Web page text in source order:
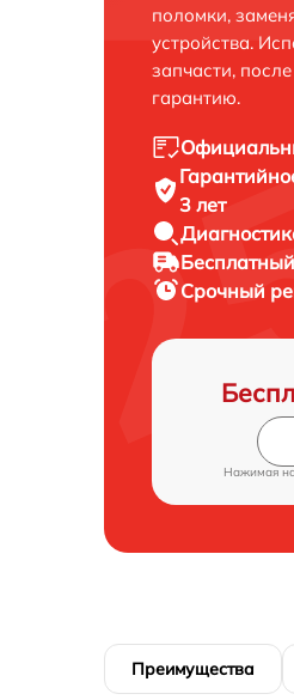
поломки,
устройства.
запчасти,
гарантию.
3 лет
Срочный
Нажимая
Преимущества